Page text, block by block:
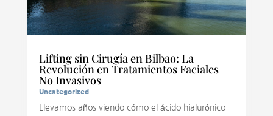
Lifting sin Cirugía en Bilbao: La
Revolución en Tratamientos Faciales
No Invasivos
Uncategorized
Llevamos años viendo cómo el ácido hialurónico